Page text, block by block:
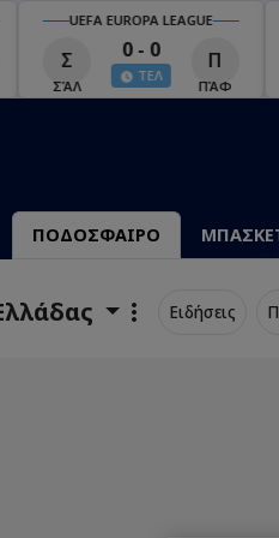
UEFA EUROPA LEAGUE
Σ
ΣΆΛ
0 - 0
ΤΕΛ
Π
ΠΆΦ
ΠΟΔΟΣΦΑΙΡΟ
Ειδήσεις